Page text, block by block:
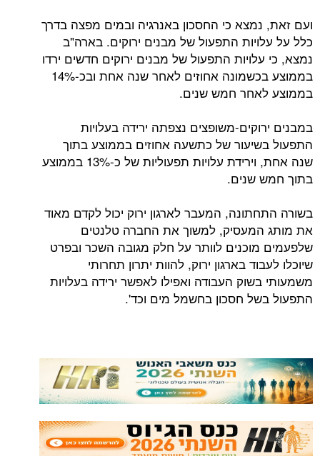
ועם זאת, נמצא כי החסכון באנרגיה ובמים מפצה בדרך
כלל על עלויות התפעול של מבנים ירוקים. בארה"ב
נמצא, כי עלויות התפעול של מבנים ירוקים חדשים ירדו
בממוצע בכשמונה אחוזים לאחר שנה אחת ובכ-14%
בממוצע לאחר חמש שנים.
במבנים ירוקים-משופצים נצפתה ירידה בעלויות
התפעול בשיעור של כתשעה אחוזים בממוצע בתוך
שנה אחת, וירידת עלויות תפעוליות של כ-13% בממוצע
בתוך חמש שנים.
בשורה התחתונה, המעבר לארגון ירוק יכול לקדם מאוד
את מותג המעסיק, למשוך את החברה טלנטים
שלפעמים מוכנים לוותר על חלק מגובה השכר ובפרט
שיוכלו לעבוד בארגון ירוק, להוות יתרון תחרותי
משמעותי בשוק העבודה ואפילו לאפשר ירידה בעלויות
התפעול בשל חסכון בחשמל מים וכד'.